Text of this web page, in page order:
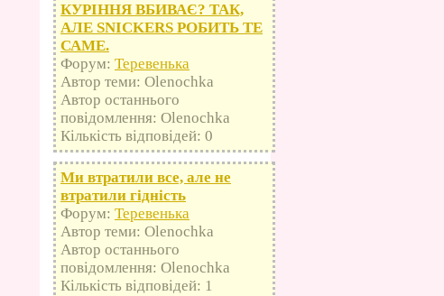
КУРІННЯ ВБИВАЄ? ТАК,
АЛЕ SNICKERS РОБИТЬ ТЕ
САМЕ.
Форум: Теревенька
Автор теми: Olenochka
Автор останнього
повідомлення: Olenochka
Кількість відповідей: 0
Ми втратили все, але не
втратили гідність
Форум: Теревенька
Автор теми: Olenochka
Автор останнього
повідомлення: Olenochka
Кількість відповідей: 1